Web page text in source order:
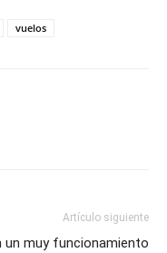
vuelos
Artículo siguiente
un muy funcionamiento